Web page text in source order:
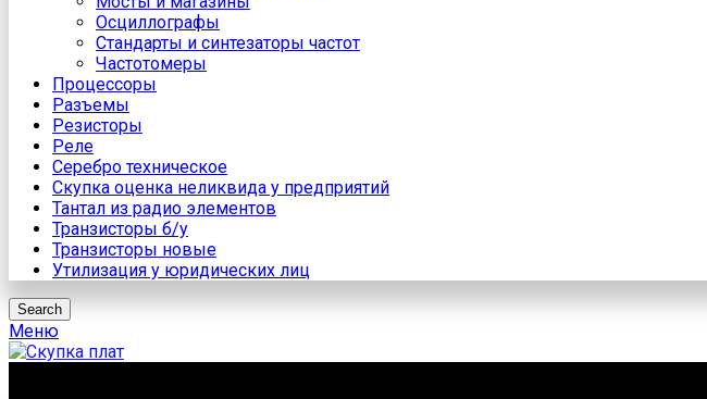
Осциллографы
Стандарты и синтезаторы частот
Частотомеры
Процессоры
Разъемы
Резисторы
Реле
Серебро техническое
Скупка оценка неликвида у предприятий
Тантал из радио элементов
Транзисторы б/у
Транзисторы новые
Утилизация у юридических лиц
Search
Меню